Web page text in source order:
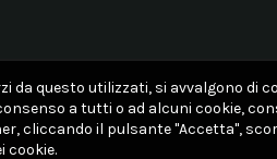
da questo utilizzati, si avvalgono di
a tutti o ad alcuni cookie,
cliccando il pulsante "Accetta",
cookie.